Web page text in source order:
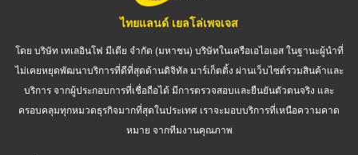
ไทยแลนด์ เยลโล่เพจเจส
โดย บริษัท เทเลอินโฟ มีเดีย จำกัด (มหาชน) บริษัทในเครือเอไอเอส ในฐานะผู้นำที่
ไม่เคยหยุดพัฒนาบริการที่ดีที่สุดด้านดิจิทัล มาร์เก็ตติ้ง ผ่านเว็บไซต์รวมสินค้าและ
บริการ จากผู้ประกอบการที่เชื่อถือได้ มีการตรวจสอบและยืนยันตัวตนจริง และ
ครอบคลุมทุกหมวดธุรกิจมากที่สุดในประเทศ เราจะมอบบริการที่เหนือความคาด
หมาย จากทีมงานคุณภาพ